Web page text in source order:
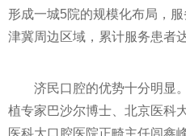
形成一城5院的规模化布局，
津冀周边区域，累计服务患者
济民口腔的优势十分明显
植专家巴沙尔博士、北京医科